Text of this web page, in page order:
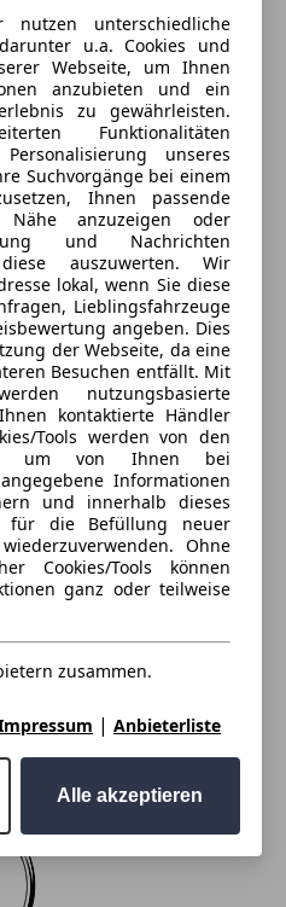
nutzen unterschiedliche
u.a. Cookies und
Webseite, um Ihnen
anzubieten und ein
zu gewährleisten.
Funktionalitäten
unseres
Suchvorgänge bei einem
Ihnen passende
anzuzeigen oder
und Nachrichten
auszuwerten. Wir
lokal, wenn Sie diese
Lieblingsfahrzeuge
angeben. Dies
der Webseite, da eine
Besuchen entfällt. Mit
nutzungsbasierte
kontaktierte Händler
Tools werden von den
um von Ihnen bei
Informationen
und innerhalb dieses
für die Befüllung neuer
Ohne
Cookies/Tools können
ganz oder teilweise
zusammen.
| Anbieterliste
Alle akzeptieren